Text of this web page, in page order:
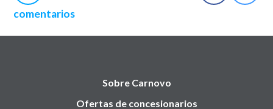
comentarios
Sobre Carnovo
Ofertas de concesionarios